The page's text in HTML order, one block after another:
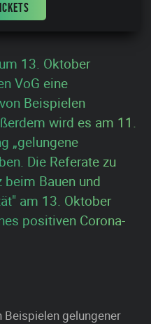
13. Oktober
VoG eine
Beispielen
wird es am 11.
„gelungene
Die Referate zu
Bauen und
am 13. Oktober
positiven Corona-
gelungener